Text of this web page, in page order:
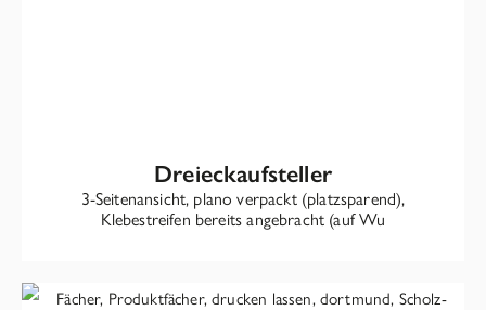
Dreieckaufsteller
3-Seitenansicht, plano verpackt (platzsparend),
Klebestreifen bereits angebracht (auf Wu